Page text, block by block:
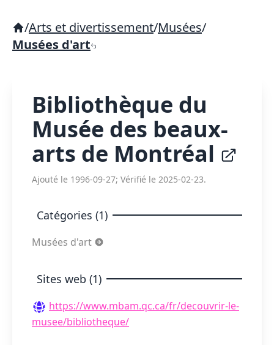
/Arts et divertissement/Musées/
Musées d'art
Bibliothèque du
Musée des beaux-
arts de Montréal
Ajouté le 1996-09-27; Vérifié le 2025-02-23.
Catégories (1)
Musées d'art
Sites web (1)
https://www.mbam.qc.ca/fr/decouvrir-le-
musee/bibliotheque/